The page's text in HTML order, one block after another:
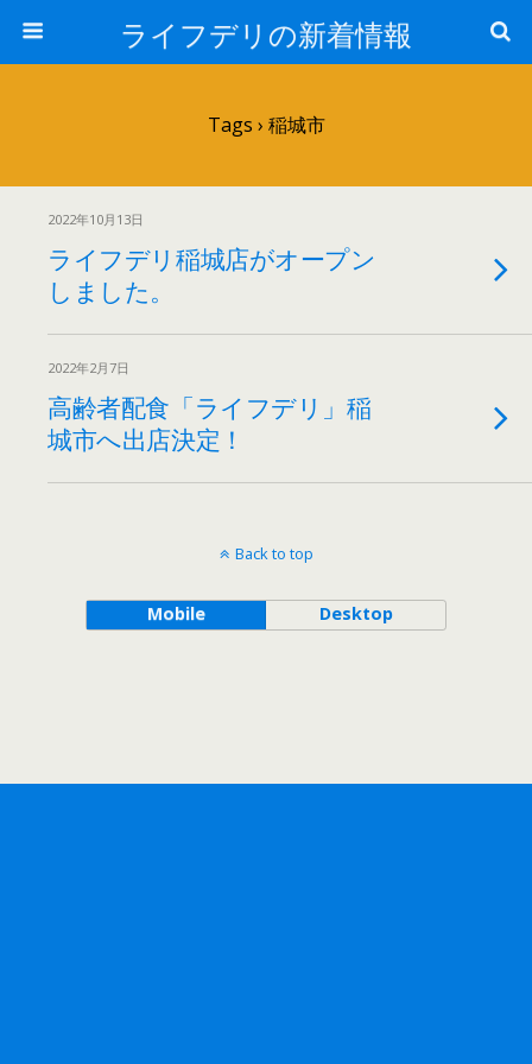
ライフデリの新着情報
Tags › 稲城市
2022年10月13日
ライフデリ稲城店がオープン
しました。
2022年2月7日
高齢者配食「ライフデリ」稲
城市へ出店決定！
Back to top
Mobile Desktop